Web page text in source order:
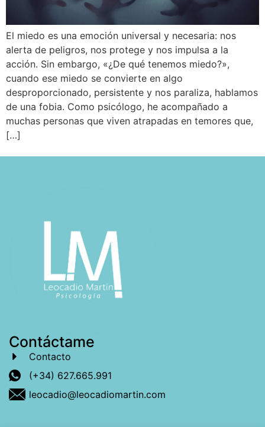
El miedo es una emoción universal y necesaria: nos
alerta de peligros, nos protege y nos impulsa a la
acción. Sin embargo, «¿De qué tenemos miedo?»,
cuando ese miedo se convierte en algo
desproporcionado, persistente y nos paraliza, hablamos
de una fobia. Como psicólogo, he acompañado a
muchas personas que viven atrapadas en temores que,
[…]
Contáctame
Contacto
(+34) 627.665.991
leocadio@leocadiomartin.com